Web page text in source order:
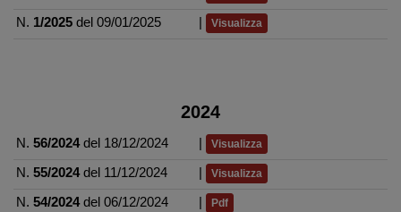
N. 1/2025 del 09/01/2025 Visualizza
2024
N. 56/2024del 18/12/2024 Visualizza
N. 55/2024del 11/12/2024 Visualizza
N. 54/2024del 06/12/2024 Pdf